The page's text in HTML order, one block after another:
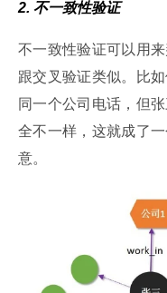
2. 不一致性验证
不一致性验证可以用
跟交叉验证类似。比
同一个公司电话，但
全不一样，这就成了
意。